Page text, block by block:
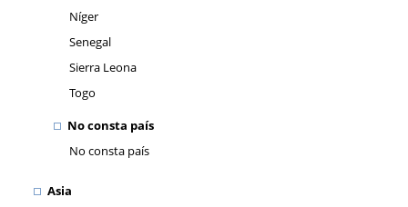
Níger
Senegal
Sierra Leona
Togo
No consta país
No consta país
Asia